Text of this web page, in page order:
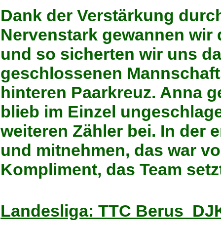
Dank der Verstärkung
Nervenstark gewannen
und so sicherten wir uns
geschlossenen
hinteren Paarkreuz. Anna
blieb im Einzel
weiteren Zähler bei. In der
und mitnehmen, das war
Kompliment, das Team
Landesliga: TTC Berus 